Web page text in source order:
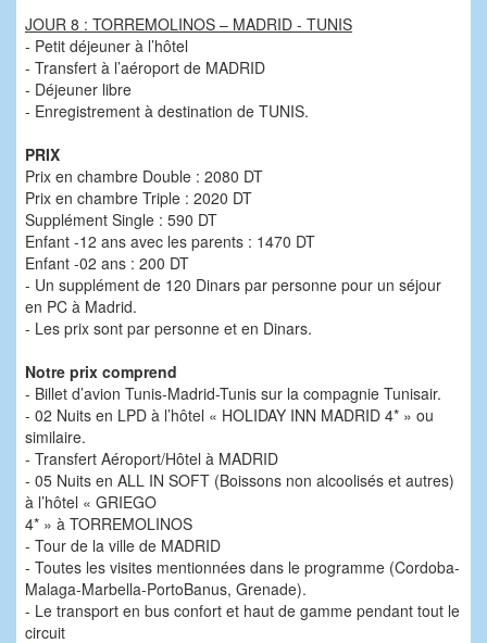
JOUR 8 : TORREMOLINOS – MADRID - TUNIS
- Petit déjeuner à l’hôtel
- Transfert à l’aéroport de MADRID
- Déjeuner libre
- Enregistrement à destination de TUNIS.
PRIX
Prix en chambre Double : 2080 DT
Prix en chambre Triple : 2020 DT
Supplément Single : 590 DT
Enfant -12 ans avec les parents : 1470 DT
Enfant -02 ans : 200 DT
- Un supplément de 120 Dinars par personne pour un séjour
en PC à Madrid.
- Les prix sont par personne et en Dinars.
Notre prix comprend
- Billet d’avion Tunis-Madrid-Tunis sur la compagnie Tunisair.
- 02 Nuits en LPD à l’hôtel « HOLIDAY INN MADRID 4* » ou
similaire.
- Transfert Aéroport/Hôtel à MADRID
- 05 Nuits en ALL IN SOFT (Boissons non alcoolisés et autres)
à l’hôtel « GRIEGO
4* » à TORREMOLINOS
- Tour de la ville de MADRID
- Toutes les visites mentionnées dans le programme (Cordoba-
Malaga-Marbella-PortoBanus, Grenade).
- Le transport en bus confort et haut de gamme pendant tout le
circuit